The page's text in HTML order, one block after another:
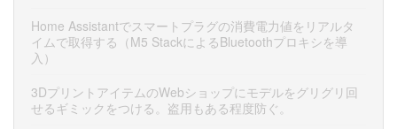
Home Assistantでスマートプラグの消費電力値をリアルタ
イムで取得する（M5 StackによるBluetoothプロキシを導
入）
3DプリントアイテムのWebショップにモデルをグリグリ回
せるギミックをつける。盗用もある程度防ぐ。